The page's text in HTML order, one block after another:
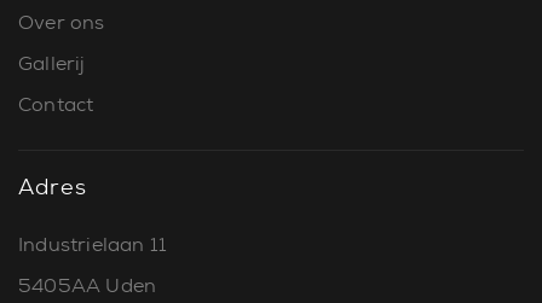
Over ons
Gallerij
Contact
Adres
Industrielaan 11
5405AA Uden